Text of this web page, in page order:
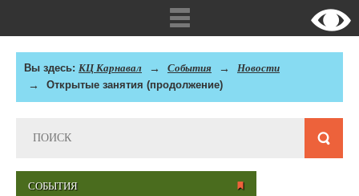
Вы здесь: КЦ Карнавал События
Новости
Открытые занятия (продолжение)
СОБЫТИЯ